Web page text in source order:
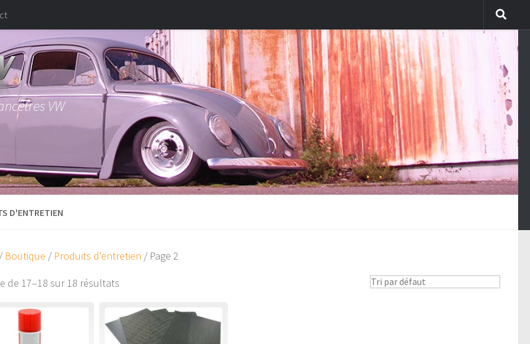
VW
D'ENTRETIEN
/ Boutique / Produits d'entretien / Page 2
de 17–18 sur 18 résultats